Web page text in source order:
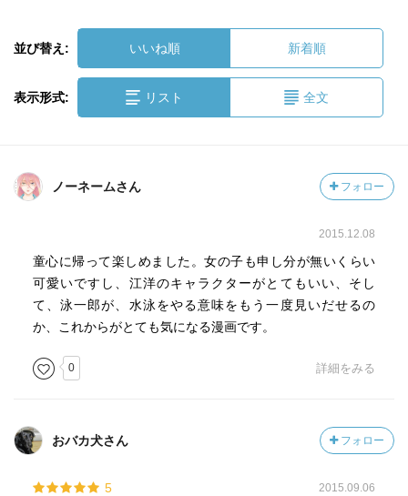
並び替え: いいね順 新着順
表示形式: リスト 全文
ノーネームさん フォロー
2015.12.08
童心に帰って楽しめました。女の子も申し分が無いくらい
可愛いですし、江洋のキャラクターがとてもいい、そし
て、泳一郎が、水泳をやる意味をもう一度見いだせるの
か、これからがとても気になる漫画です。
0 詳細をみる
おバカ犬さん フォロー
5 2015.09.06